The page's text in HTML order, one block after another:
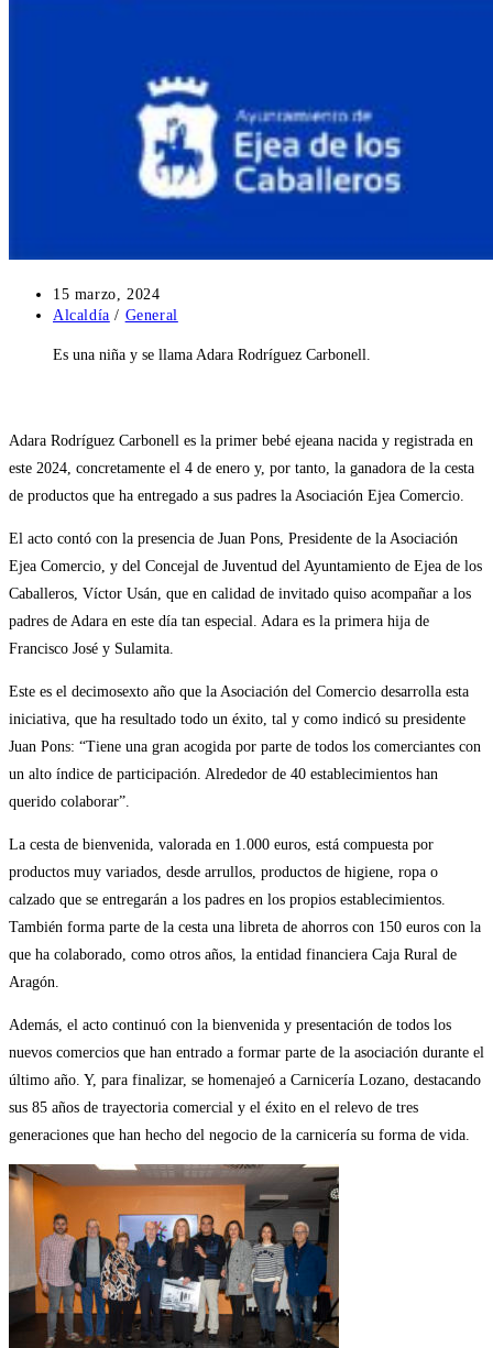
Publicación
de
entrada:
15 marzo, 2024
Categoría
la
Alcaldía / General
Es una niña y se llama Adara Rodríguez Carbonell.
Adara Rodríguez Carbonell es la primer bebé ejeana nacida y registrada en
este 2024, concretamente el 4 de enero y, por tanto, la ganadora de la cesta
de productos que ha entregado a sus padres la Asociación Ejea Comercio.
El acto contó con la presencia de Juan Pons, Presidente de la Asociación
Ejea Comercio, y del Concejal de Juventud del Ayuntamiento de Ejea de los
Caballeros, Víctor Usán, que en calidad de invitado quiso acompañar a los
padres de Adara en este día tan especial. Adara es la primera hija de
Francisco José y Sulamita.
Este es el decimosexto año que la Asociación del Comercio desarrolla esta
iniciativa, que ha resultado todo un éxito, tal y como indicó su presidente
Juan Pons: “Tiene una gran acogida por parte de todos los comerciantes con
un alto índice de participación. Alrededor de 40 establecimientos han
querido colaborar”.
La cesta de bienvenida, valorada en 1.000 euros, está compuesta por
productos muy variados, desde arrullos, productos de higiene, ropa o
calzado que se entregarán a los padres en los propios establecimientos.
También forma parte de la cesta una libreta de ahorros con 150 euros con la
que ha colaborado, como otros años, la entidad financiera Caja Rural de
Aragón.
Además, el acto continuó con la bienvenida y presentación de todos los
nuevos comercios que han entrado a formar parte de la asociación durante el
último año. Y, para finalizar, se homenajeó a Carnicería Lozano, destacando
sus 85 años de trayectoria comercial y el éxito en el relevo de tres
generaciones que han hecho del negocio de la carnicería su forma de vida.